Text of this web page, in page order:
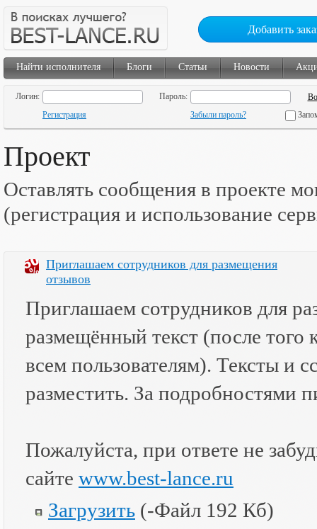
Добавить
Найти исполнителя Блоги Статьи Новости
Логин:
Пароль:
Регистрация
Забыли пароль?
Проект
Оставлять сообщения в проекте
(регистрация и использование
Приглашаем сотрудников для размещения
отзывов
Приглашаем сотрудников для
размещённый текст (после
всем пользователям). Тексты и
разместить. За подробностями
Пожалуйста, при ответе не
сайте www.best-lance.ru
Загрузить (-Файл 192 Кб)